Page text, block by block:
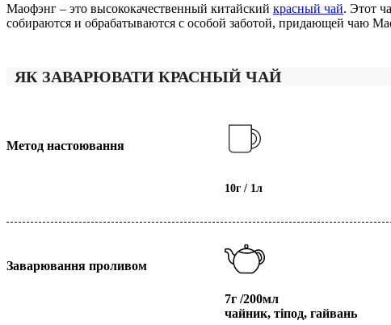
Маофэнг – это высококачественный китайский красный чай. Этот
собираются и обрабатываются с особой заботой, придающей чаю
ЯК ЗАВАРЮВАТИ КРАСНЫЙ ЧАЙ
Метод настоювання
10г / 1л
Заварювання проливом
7г /200мл
чайник, тіпод, гайвань